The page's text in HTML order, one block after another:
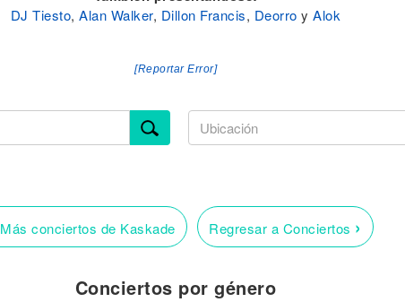
DJ Tiesto,Alan Walker, Dillon Francis, Deorro yAlok
[Reportar Error]
Más conciertos de Kaskade Regresar a Conciertos ›
Conciertos por género